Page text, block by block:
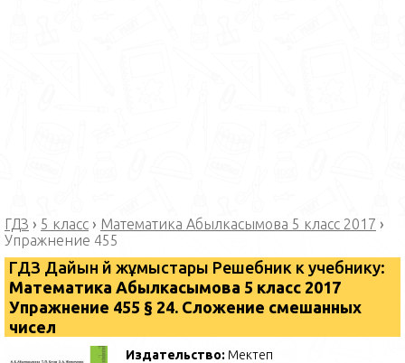
ГДЗ › 5 класс › Математика Абылкасымова 5 класс 2017 ›
Упражнение 455
ГДЗ Дайын үй жұмыстары Решебник к учебнику:
Математика ⁠Абылкасымова 5 класс 2017
Упражнение 455 § 24. Сложение смешанных
чисел
Издательство: Мектеп